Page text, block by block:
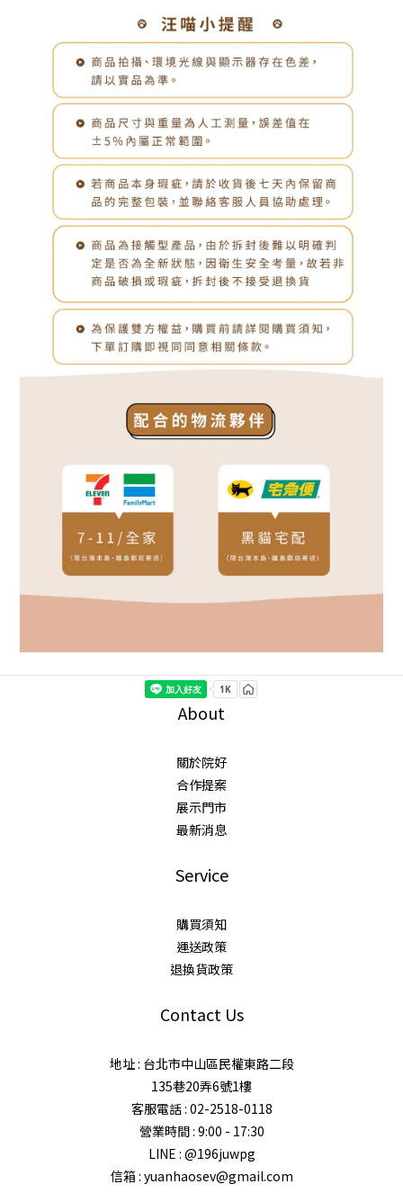
About
關於院好
合作提案
展示門市
最新消息
Service
購買須知
運送政策
退換貨政策
Contact Us
地址 : 台北市中山區民權東路二段
135巷20弄6號1樓
客服電話 : 02-2518-0118
營業時間 : 9:00 - 17:30
LINE : @196juwpg
信箱 : yuanhaosev@gmail.com